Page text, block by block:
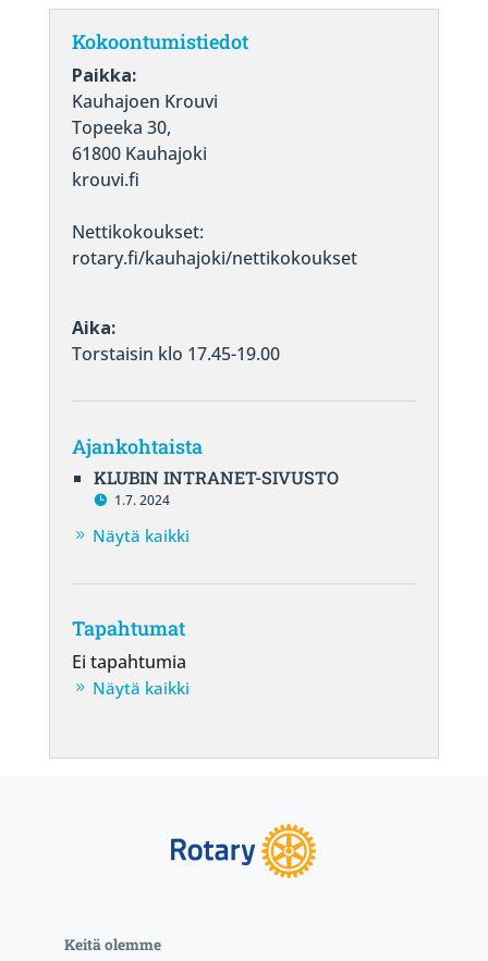
Kokoontumistiedot
Paikka:
Kauhajoen Krouvi
Topeeka 30,
61800 Kauhajoki
krouvi.fi
Nettikokoukset:
rotary.fi/kauhajoki/nettikokoukset
Aika:
Torstaisin klo 17.45-19.00
Ajankohtaista
KLUBIN INTRANET-SIVUSTO
1.7. 2024
Näytä kaikki
Tapahtumat
Ei tapahtumia
Näytä kaikki
Keitä olemme